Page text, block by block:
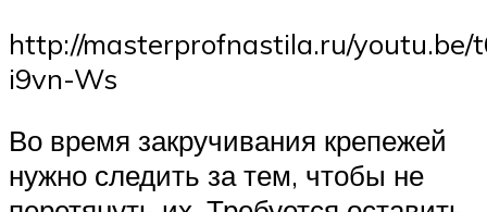
http://masterprofnastila.ru/youtu.be/
i9vn-Ws
Во время закручивания крепежей
нужно следить за тем, чтобы не